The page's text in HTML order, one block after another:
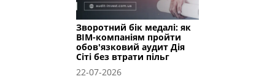
Зворотний бік медалі: як
BIM-компаніям пройти
обов'язковий аудит Дія
Сіті без втрати пільг
22-07-2026